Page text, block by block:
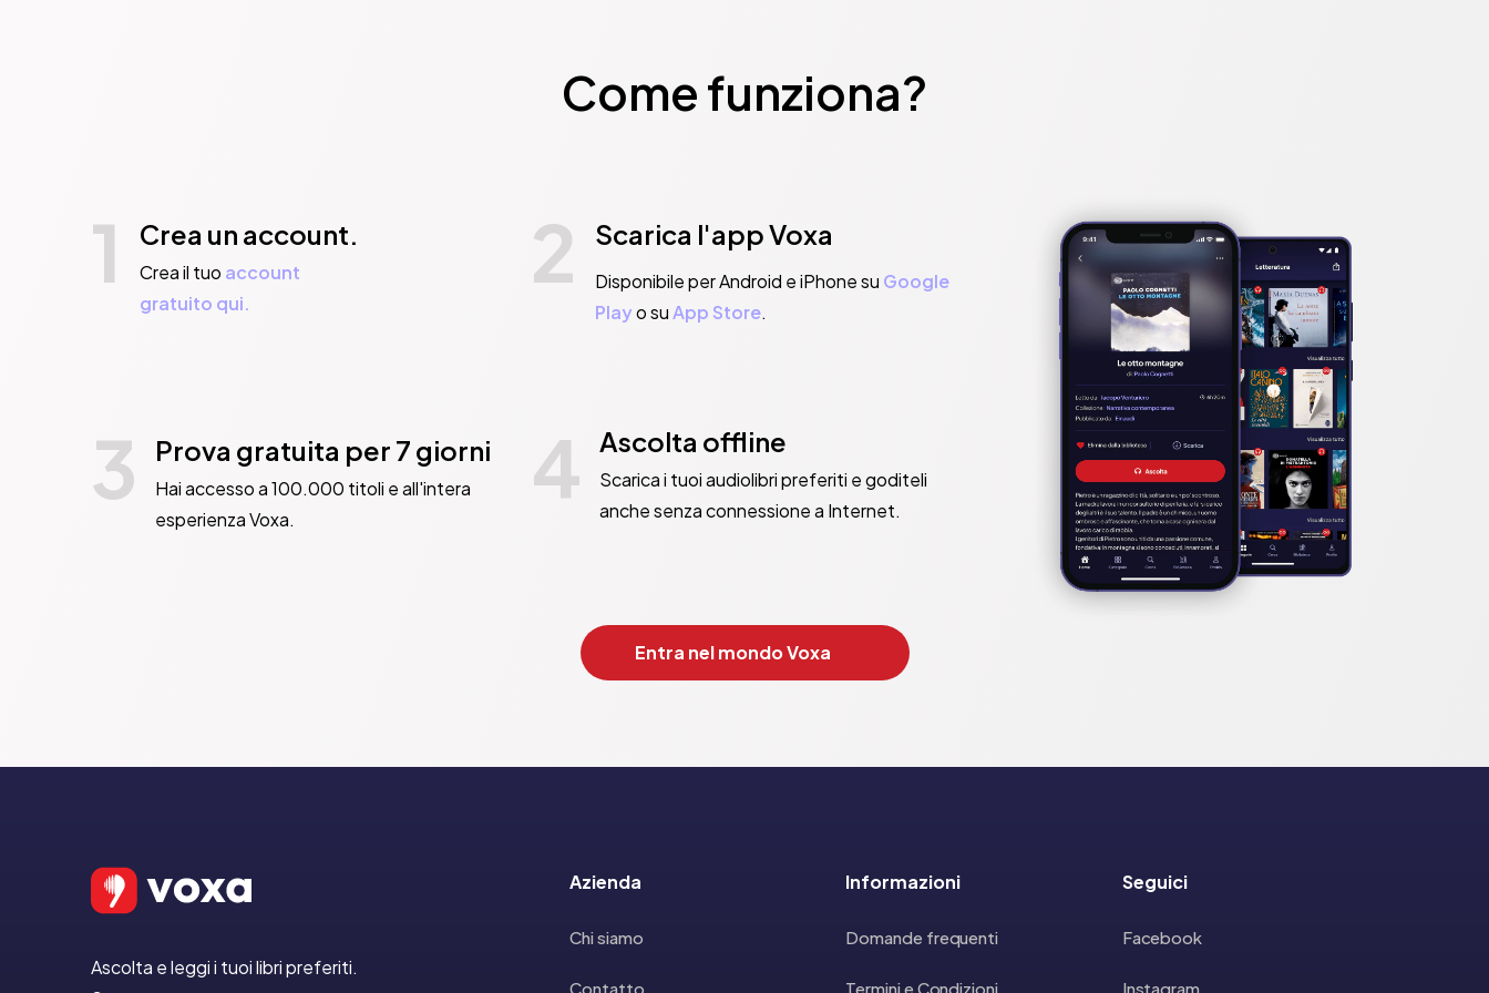
Come funziona?
1 Crea un account.
Crea il tuo account
gratuito qui.
2 Scarica l'app Voxa
Disponibile per Android e iPhone su Google
Playo suApp Store.
3 Prova gratuita per 7 giorni
Hai accesso a 100.000 titoli e all'intera
esperienza Voxa.
4 Ascolta offline
Scarica i tuoi audiolibri preferiti e goditeli
anche senza connessione a Internet.
Entra nel mondo Voxa
Ascolta e leggi i tuoi libri preferiti.
Azienda
Chi siamo
Contatto
Informazioni
Domande frequenti
Termini e Condizioni
Seguici
Facebook
Instagram